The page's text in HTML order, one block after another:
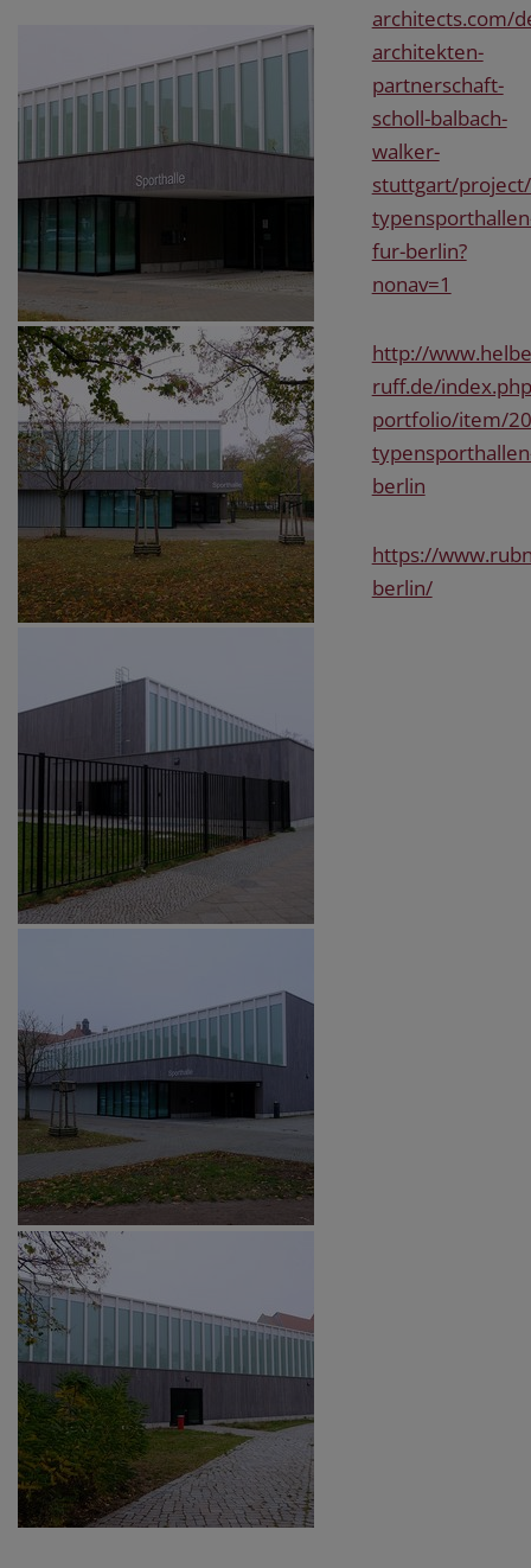
architects.com/
architekten-
partnerschaft-
scholl-balbach-
walker-
stuttgart/
fur-berlin?
nonav=1
http://
ruff.de/
portfolio/item/
berlin
https://
berlin/